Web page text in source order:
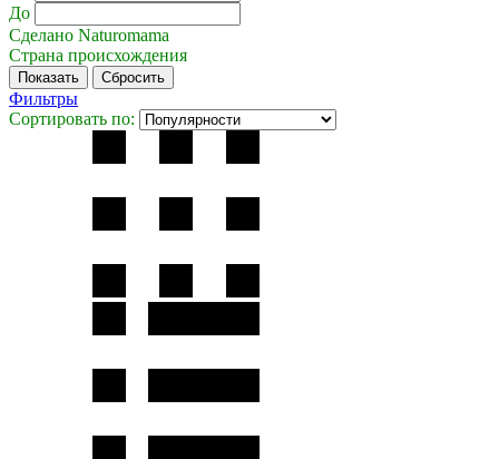
До
Сделано Naturomama
Страна происхождения
Фильтры
Сортировать по: